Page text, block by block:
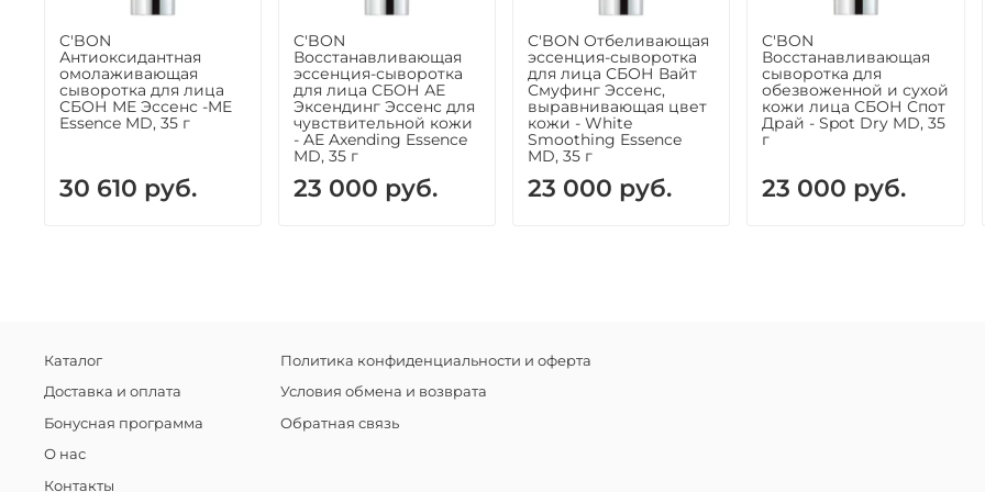
Не
C'BON
Антиоксидантная
омолаживающая
сыворотка для лица
СБОН МЕ Эссенс -ME
Essence MD, 35 г
30 610 руб.
C'BON
Восстанавливающая
эссенция-сыворотка
для лица СБОН АЕ
Эксендинг Эссенс для
чувствительной кожи
- AE Axending Essence
MD, 35 г
23 000 руб.
C'BON Отбеливающая
эссенция-сыворотка
для лица СБОН Вайт
Смуфинг Эссенс,
выравнивающая цвет
кожи - White
Smoothing Essence
MD, 35 г
23 000 руб.
C'BON
Восстанавливающая
сыворотка для
обезвоженной и сухой
кожи лица СБОН Спот
Драй - Spot Dry MD, 35
г
23 000 руб.
Каталог
Доставка и оплата
Бонусная программа
О нас
Контакты
Политика конфиденциальности и оферта
Условия обмена и возврата
Обратная связь